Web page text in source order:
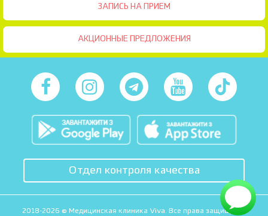
ЗАПИСЬ НА ПРИЕМ
АКЦИОННЫЕ ПРЕДЛОЖЕНИЯ
Отдел контроля качества
2018-2026 © Медицинская клиника Viva. Все права защищены.